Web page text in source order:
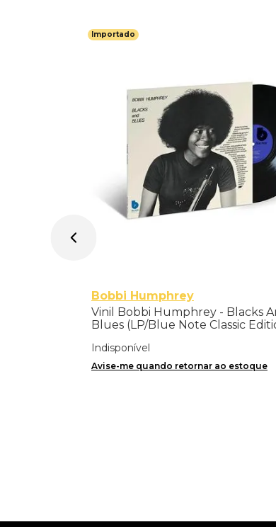
Importado
Bobbi Humphrey
Vinil Bobbi Humphrey - Blacks
Blues (LP/Blue Note Classic
Indisponível
Avise-me quando retornar ao estoque